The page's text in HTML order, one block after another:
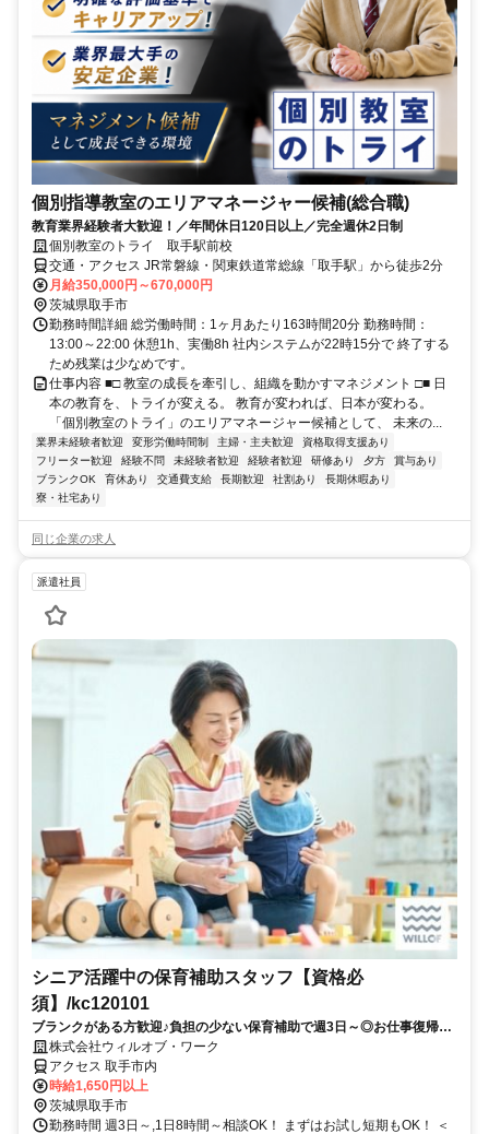
個別指導教室のエリアマネージャー候補(総合職)
教育業界経験者大歓迎！／年間休日120日以上／完全週休2日制
個別教室のトライ 取手駅前校
交通・アクセス JR常磐線・関東鉄道常総線「取手駅」から徒歩2分
月給350,000円～670,000円
茨城県取手市
勤務時間詳細 総労働時間：1ヶ月あたり163時間20分 勤務時間：
13:00～22:00 休憩1h、実働8h 社内システムが22時15分で 終了する
ため残業は少なめです。
仕事内容 ■□ 教室の成長を牽引し、組織を動かすマネジメント □■ 日
本の教育を、トライが変える。 教育が変われば、日本が変わる。
「個別教室のトライ」のエリアマネージャー候補として、 未来の...
業界未経験者歓迎 変形労働時間制 主婦・主夫歓迎
資格取得支援あり
フリーター歓迎
経験不問 未経験者歓迎 経験者歓迎 研修あり 夕方
賞与あり
ブランクOK
育休あり 交通費支給 長期歓迎 社割あり
長期休暇あり
寮・社宅あり
同じ企業の求人
派遣社員
シニア活躍中の保育補助スタッフ【資格必
須】/kc120101
ブランクがある方歓迎♪負担の少ない保育補助で週3日～◎お仕事復帰し
ませんか？書き物・ピアノ・保護者対応もありません！
株式会社ウィルオブ・ワーク
アクセス 取手市内
時給1,650円以上
茨城県取手市
勤務時間 週3日～,1日8時間～相談OK！ まずはお試し短期もOK！ ＜